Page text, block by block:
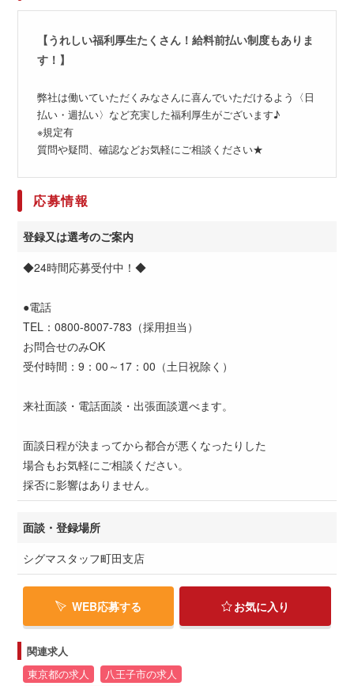
【うれしい福利厚生たくさん！給料前払い制度もありま
す！】
弊社は働いていただくみなさんに喜んでいただけるよう〈日
払い・週払い〉など充実した福利厚生がございます♪
※規定有
質問や疑問、確認などお気軽にご相談ください★
応募情報
登録又は選考のご案内
◆24時間応募受付中！◆
●電話
TEL：0800-8007-783（採用担当）
お問合せのみOK
受付時間：9：00～17：00（土日祝除く）
来社面談・電話面談・出張面談選べます。
面談日程が決まってから都合が悪くなったりした
場合もお気軽にご相談ください。
採否に影響はありません。
面談・登録場所
シグマスタッフ町田支店
WEB応募する お気に入り
関連求人
東京都の求人
八王子市の求人